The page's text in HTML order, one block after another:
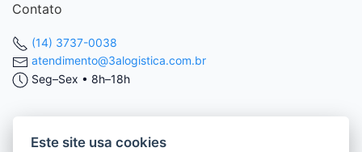
Contato
(14) 3737-0038
atendimento@3alogistica.com.br
Seg–Sex • 8h–18h
Este site usa cookies